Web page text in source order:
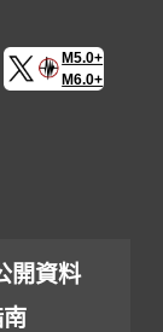
M5.0+
M6.0+
開資料